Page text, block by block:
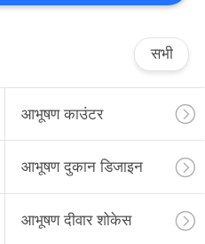
सभी
आभूषण काउंटर
आभूषण दुकान डिजाइन
आभूषण दीवार शोकेस